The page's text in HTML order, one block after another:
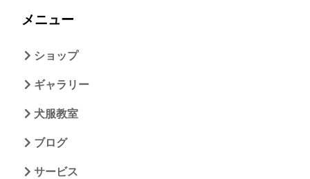
メニュー
ショップ
ギャラリー
犬服教室
ブログ
サービス